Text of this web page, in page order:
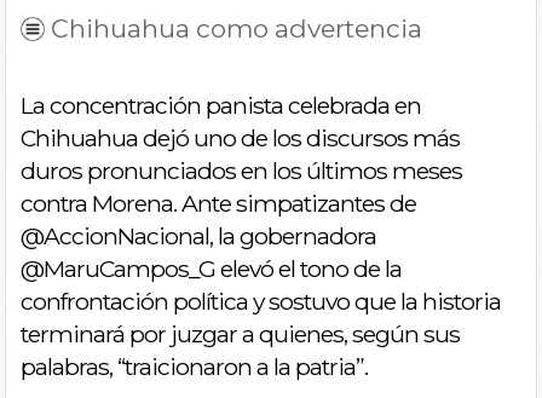
Chihuahua como advertencia
La concentración panista celebrada en
Chihuahua dejó uno de los discursos más
duros pronunciados en los últimos meses
contra Morena. Ante simpatizantes de
@AccionNacional, la gobernadora
@MaruCampos_G elevó el tono de la
confrontación política y sostuvo que la historia
terminará por juzgar a quienes, según sus
palabras, “traicionaron a la patria”.